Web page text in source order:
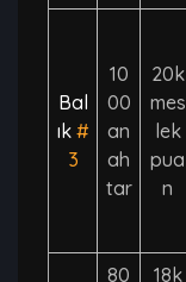
Bal
ık #
3
10
00
an
ah
tar
20k
mes
lek
pua
n
80 18k